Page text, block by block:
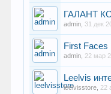
ГАЛАНТ
admin 31 дек
First Faces
admin 22 мар
Leelvis
leelvisstore 22